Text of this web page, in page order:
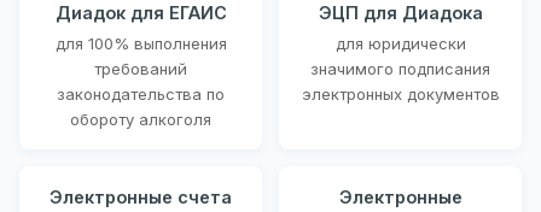
Диадок для ЕГАИС
для 100% выполнения
требований
законодательства по
обороту алкоголя
ЭЦП для Диадока
для юридически
значимого подписания
электронных документов
Электронные счета
Электронные